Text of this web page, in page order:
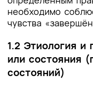
необходимо
чувства
1.2 Этиология и
или состояния
состояний)